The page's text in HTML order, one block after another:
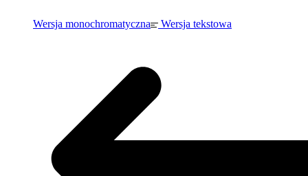
Wersja monochromatyczna Wersja tekstowa